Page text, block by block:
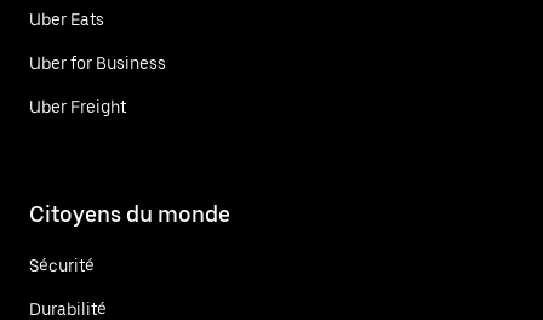
Uber Eats
Uber for Business
Uber Freight
Citoyens du monde
Sécurité
Durabilité